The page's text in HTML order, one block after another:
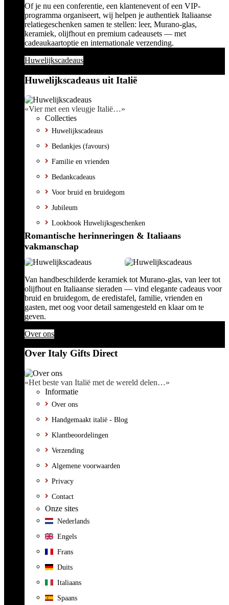
Of je nu een conferentie, een klantenevent of een VIP-
programma organiseert, wij helpen je authentiek Italiaanse
relatiegeschenken samen te stellen: leer, Murano-glas,
keramiek, olijfhout en premium cadeausets — met
cadeaukaartoptie en internationale verzending.
Huwelijkscadeaus
Huwelijkscadeaus uit Italië
«Vier met een vleugje Italië…»
Collecties
Huwelijkscadeaus
Bedankjes (favours)
Familie en vrienden
Bedankcadeaus
Voor bruid en bruidegom
Jubileum
Lookbook Huwelijksgeschenken
Romantische herinneringen & Italiaans
vakmanschap
Van handbeschilderde keramiek tot Murano-glas, van leer tot
olijfhout en Italiaanse sieraden — vind elegante cadeaus voor
bruid en bruidegom, de eredistafel, familie, vrienden en
gasten, met oog voor detail samengesteld en klaar om te
geven.
Over ons
Over Italy Gifts Direct
«Het beste van Italië met de wereld delen…»
Informatie
Over ons
Handgemaakt italië - Blog
Klantbeoordelingen
Verzending
Algemene voorwaarden
Privacy
Contact
Onze sites
Nederlands
Engels
Frans
Duits
Italiaans
Spaans